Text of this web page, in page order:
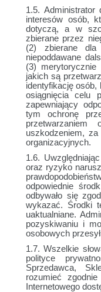
Administrator
interesów osób,
dotyczą, a w
zbierane przez
(2) zbierane
niepoddawane
(3)
jakich są
identyfikację osób,
osiągnięcia celu
zapewniający
tym ochronę
uszkodzeniem,
organizacyjnych.
oraz ryzyko
odpowiednie
odbywało się
wykazać. Środki
uaktualniane.
pozyskiwaniu i
osobowych
Wszelkie
polityce
Sprzedawca,
rozumieć
Internetowego